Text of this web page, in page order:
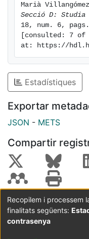
Marià
Secció D: Studia
18, num. 6,
[consulted: 7 of
at: https://
Estadístiques
Exportar
JSON - METS
Compartir
Coordinació:CRAI UB Avís legal
subjectes a:
Recopilem i processem
finalitats següents:
contrasenya